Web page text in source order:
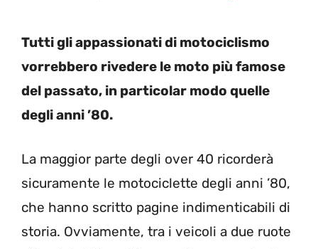
Tutti gli appassionati di motociclismo
vorrebbero rivedere le moto più famose
del passato, in particolar modo quelle
degli anni ’80.
La maggior parte degli over 40 ricorderà
sicuramente le motociclette degli anni ’80,
che hanno scritto pagine indimenticabili di
storia. Ovviamente, tra i veicoli a due ruote